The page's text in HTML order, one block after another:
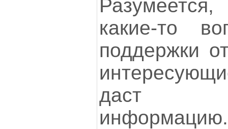
какие-то
поддержки
даст
информацию.